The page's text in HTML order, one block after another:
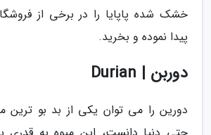
خشک شده پاپایا را در برخی از
پیدا نموده و بخرید.
دوربن | Durian
دورین را می توان یکی از بد بو ترین